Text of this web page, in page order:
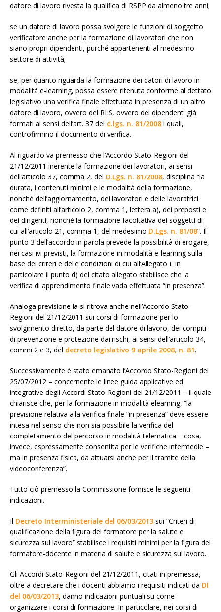
datore di lavoro rivesta la qualifica di RSPP da almeno tre anni;
se un datore di lavoro possa svolgere le funzioni di soggetto
verificatore anche per la formazione di lavoratori che non
siano propri dipendenti, purché appartenenti al medesimo
settore di attività;
se, per quanto riguarda la formazione dei datori di lavoro in
modalità e-learning, possa essere ritenuta conforme al dettato
legislativo una verifica finale effettuata in presenza di un altro
datore di lavoro, ovvero del RLS, ovvero dei dipendenti già
formati ai sensi dell’art. 37 del d.lgs. n. 81/2008 i quali,
controfirmino il documento di verifica.
Al riguardo va premesso che l’Accordo Stato-Regioni del
21/12/2011 inerente la formazione dei lavoratori, ai sensi
dell’articolo 37, comma 2, del D.Lgs. n. 81/2008, disciplina “la
durata, i contenuti minimi e le modalità della formazione,
nonché dell’aggiornamento, dei lavoratori e delle lavoratrici
come definiti all’articolo 2, comma 1, lettera a), dei preposti e
dei dirigenti, nonché la formazione facoltativa dei soggetti di
cui all’articolo 21, comma 1, del medesimo D.Lgs. n. 81/08”. Il
punto 3 dell’accordo in parola prevede la possibilità di erogare,
nei casi ivi previsti, la formazione in modalità e-learning sulla
base dei criteri e delle condizioni di cui all’Allegato I. In
particolare il punto d) del citato allegato stabilisce che la
verifica di apprendimento finale vada effettuata “in presenza”.
Analoga previsione la si ritrova anche nell’Accordo Stato-
Regioni del 21/12/2011 sui corsi di formazione per lo
svolgimento diretto, da parte del datore di lavoro, dei compiti
di prevenzione e protezione dai rischi, ai sensi dell’articolo 34,
commi 2 e 3, del decreto legislativo 9 aprile 2008, n. 81.
Successivamente è stato emanato l’Accordo Stato-Regioni del
25/07/2012 – concernente le linee guida applicative ed
integrative degli Accordi Stato-Regioni del 21/12/2011 – il quale
chiarisce che, per la formazione in modalità elearning, “la
previsione relativa alla verifica finale “in presenza” deve essere
intesa nel senso che non sia possibile la verifica del
completamento del percorso in modalità telematica – cosa,
invece, espressamente consentita per le verifiche intermedie –
ma in presenza fisica, da attuarsi anche per il tramite della
videoconferenza”.
Tutto ciò premesso la Commissione fornisce le seguenti
indicazioni.
Il Decreto Interministeriale del 06/03/2013 sui “Criteri di
qualificazione della figura del formatore per la salute e
sicurezza sul lavoro” stabilisce i requisiti minimi per la figura del
formatore-docente in materia di salute e sicurezza sul lavoro.
Gli Accordi Stato-Regioni del 21/12/2011, citati in premessa,
oltre a decretare che i docenti abbiamo i requisiti indicati da DI
del 06/03/2013, danno indicazioni puntuali su come
organizzare i corsi di formazione. In particolare, nei corsi di